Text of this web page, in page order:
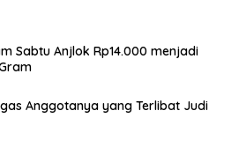
Sabtu Anjlok Rp14.000 menjadi
Anggotanya yang Terlibat Judi